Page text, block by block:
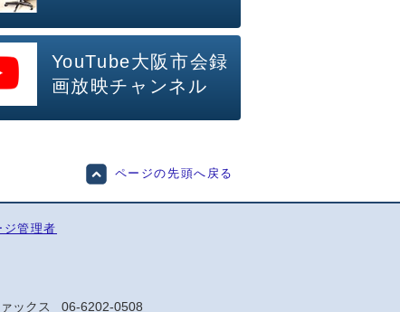
YouTube大阪市会録
画放映チャンネル
ページの先頭へ戻る
管理者
ックス 06-6202-0508